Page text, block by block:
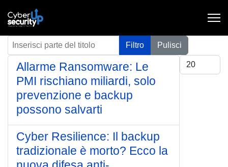
Inserisci parte del titolo Filtro
Pulisci
Visualizza #
Allarme Ransomware: Le
PMI rischiano miliardi, solo
prevenzione e backup
possono salvarti
Cyber Resilience: Il backup
tradizionale è morto? Ecco la